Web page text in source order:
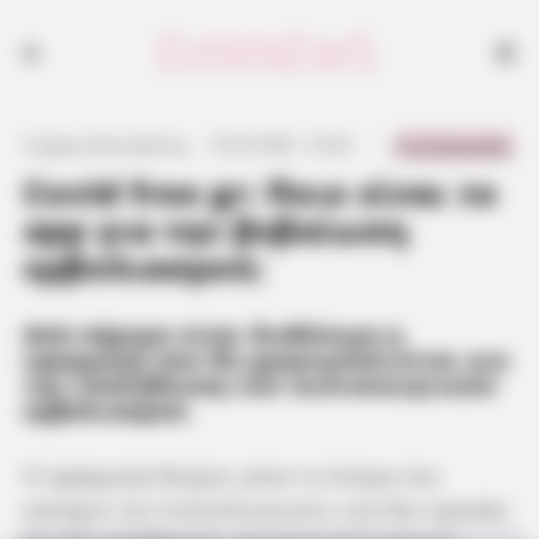
Covid free gr: Ποιο είναι το
app για την βεβαίωση
εμβολιασμού;
Από σήμερα είναι διαθέσιμη η
εφαρμογή που θα χρησιμοποιείται για